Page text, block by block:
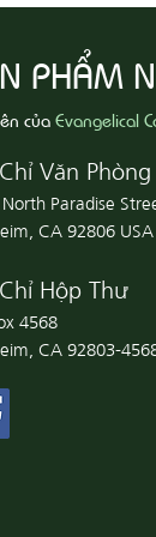
PHẨM
củaEvangelical
Văn Phòng
North Paradise
CA 92806 USA
Hộp Thư
4568
CA 92803-